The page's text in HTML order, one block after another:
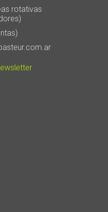
rotativas